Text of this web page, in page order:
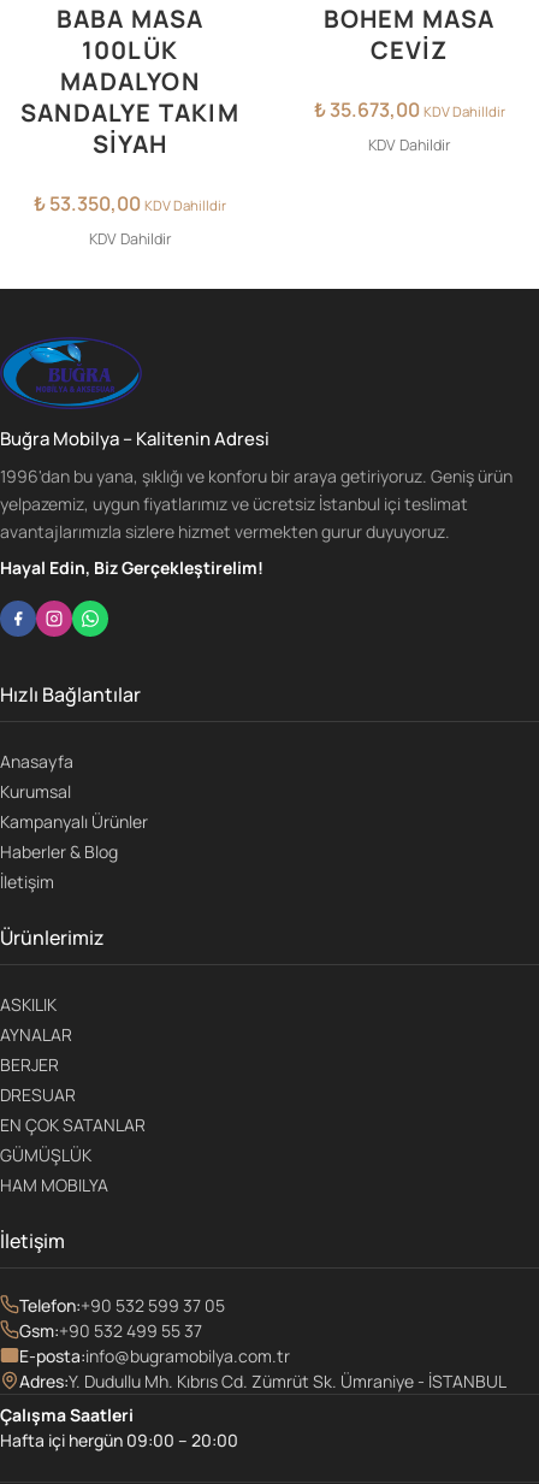
BABA MASA
100LÜK
MADALYON
SANDALYE TAKIM
SIYAH
₺53.350,00 KDV Dahilldir
KDV Dahildir
BOHEM MASA
CEVIZ
₺35.673,00 KDV Dahilldir
KDV Dahildir
Buğra Mobilya – Kalitenin Adresi
1996'dan bu yana, şıklığı ve konforu bir araya getiriyoruz. Geniş ürün
yelpazemiz, uygun fiyatlarımız ve ücretsiz İstanbul içi teslimat
avantajlarımızla sizlere hizmet vermekten gurur duyuyoruz.
Hayal Edin, Biz Gerçekleştirelim!
Hızlı Bağlantılar
Anasayfa
Kurumsal
Kampanyalı Ürünler
Haberler & Blog
İletişim
Ürünlerimiz
ASKILIK
AYNALAR
BERJER
DRESUAR
EN ÇOK SATANLAR
GÜMÜŞLÜK
HAM MOBILYA
İletişim
Telefon:+90 532 599 37 05
Gsm:+90 532 499 55 37
E-posta:info@bugramobilya.com.tr
Adres:Y. Dudullu Mh. Kıbrıs Cd. Zümrüt Sk. Ümraniye - İSTANBUL
Çalışma Saatleri
Hafta içi hergün 09:00 – 20:00